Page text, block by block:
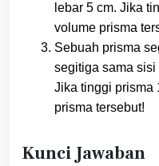
lebar 5 cm. Jika
volume prisma
Sebuah prisma
segitiga sama
Jika tinggi prisma
prisma tersebut!
Kunci Jawaban